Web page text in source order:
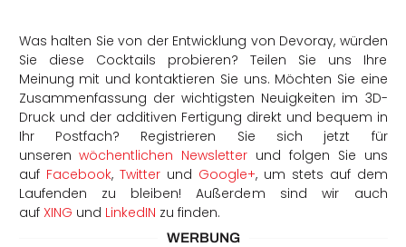
Was halten Sie von der Entwicklung von Devoray, würden
Sie diese Cocktails probieren? Teilen Sie uns Ihre
Meinung mit und kontaktieren Sie uns. Möchten Sie eine
Zusammenfassung der wichtigsten Neuigkeiten im 3D-
Druck und der additiven Fertigung direkt und bequem in
Ihr Postfach? Registrieren Sie sich jetzt für
unserenwöchentlichen Newsletter und folgen Sie uns
auf Facebook, Twitter und Google+, um stets auf dem
Laufenden zu bleiben! Außerdem sind wir auch
auf XING und LinkedIN zu finden.
WERBUNG